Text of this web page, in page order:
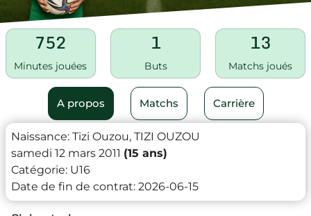
752
Minutes jouées
1
Buts
13
Matchs joués
A propos Matchs Carrière
Naissance: Tizi Ouzou, TIZI OUZOU
samedi 12 mars 2011 (15 ans)
Catégorie: U16
Date de fin de contrat: 2026-06-15